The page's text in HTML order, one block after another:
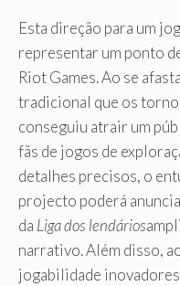
Esta direção para um
representar um ponto
Riot Games. Ao se
tradicional que os
conseguiu atrair um
fãs de jogos de
detalhes precisos, o
projecto poderá
da Liga dos lendários
narrativo. Além disso,
jogabilidade